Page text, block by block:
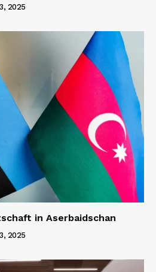
2025
in Aserbaidschan
2025